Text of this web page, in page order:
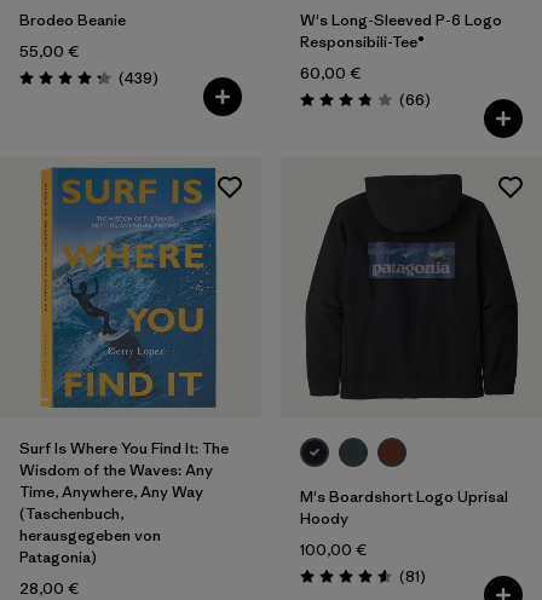
Brodeo Beanie
55,00 €
Bewertung: 4.3 / 5
(439Rezensionen
)
W's Long-Sleeved P-6 Logo
Responsibili-Tee®
60,00 €
Bewertung: 3.8 / 5
(66Rezensionen
)
Surf Is Where You Find It: The
Wisdom of the Waves: Any
Time, Anywhere, Any Way
(Taschenbuch,
herausgegeben von
Patagonia)
28,00 €
M's Boardshort Logo Uprisal
Hoody
100,00 €
Bewertung: 4.6 / 5
(81Rezensionen
)